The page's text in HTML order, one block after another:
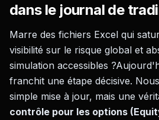
dans le journal de
Marre des fichiers Excel qui
visibilité sur le risque global et
simulation accessibles
franchit une étape décisive.
simple mise à jour, mais une
contrôle pour les options